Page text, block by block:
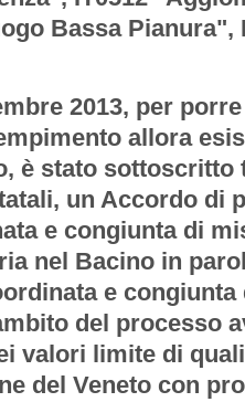
Bassa Pianura",
2013, per
allora
è stato sottoscritto
un Accordo di
e congiunta di
nel Bacino in
e
del processo
valori limite di
del Veneto con